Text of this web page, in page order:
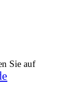
Sie auf